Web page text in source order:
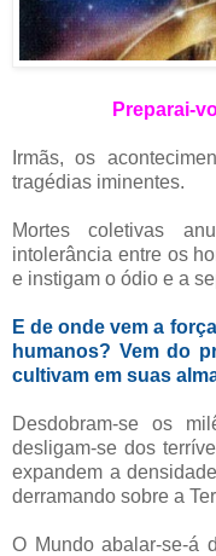
Preparai-
Irmãs, os
tragédias iminentes.
Mortes coletivas
intolerância entre os
e instigam o ódio e a
E de onde vem a
humanos? Vem do
cultivam em suas
Desdobram-se os
desligam-se dos
expandem a
derramando sobre a
O Mundo abalar-se-á